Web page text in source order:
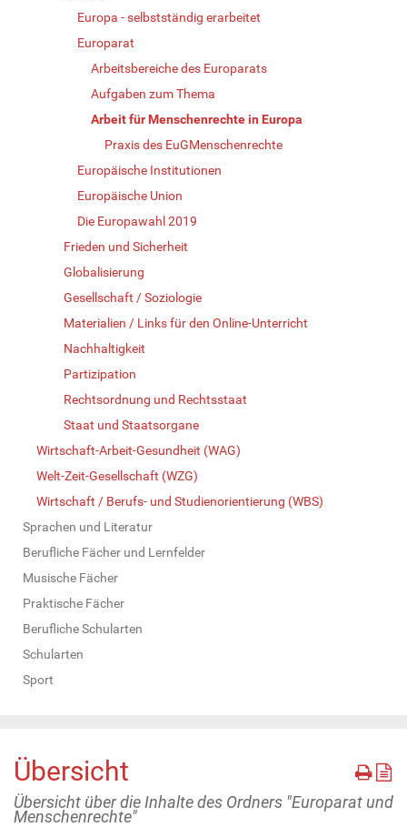
Europa - selbstständig erarbeitet
Europarat
Arbeitsbereiche des Europarats
Aufgaben zum Thema
Arbeit für Menschenrechte in Europa
Praxis des EuGMenschenrechte
Europäische Institutionen
Europäische Union
Die Europawahl 2019
Frieden und Sicherheit
Globalisierung
Gesellschaft / Soziologie
Materialien / Links für den Online-Unterricht
Nachhaltigkeit
Partizipation
Rechtsordnung und Rechtsstaat
Staat und Staatsorgane
Wirtschaft-Arbeit-Gesundheit (WAG)
Welt-Zeit-Gesellschaft (WZG)
Wirtschaft / Berufs- und Studienorientierung (WBS)
Sprachen und Literatur
Berufliche Fächer und Lernfelder
Musische Fächer
Praktische Fächer
Berufliche Schularten
Schularten
Sport
Übersicht
Übersicht über die Inhalte des Ordners "Europarat und
Menschenrechte"